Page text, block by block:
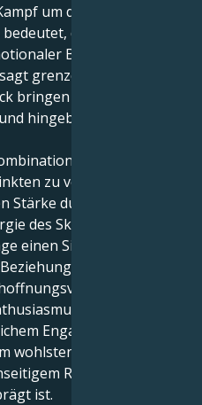
um das perfekte
dass Sie den
Bindungen
grenzenlose) Energie
bringen können, die so
hingebungsvoll ist, wie
liegt für Sie in
zu vertrauen und
durchzuziehen.
des Skorpions findet in
einen Sinn und eine
angezogen,
anfühlen
für soziale
Engagement
wohlsten in einer
Respekt und
ist.